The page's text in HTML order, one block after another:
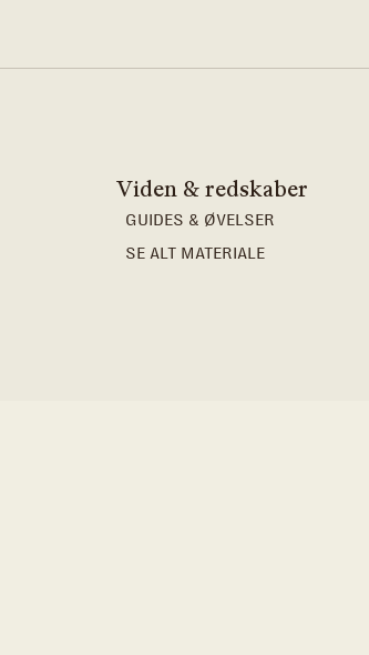
Viden & redskaber
GUIDES & ØVELSER
SE ALT MATERIALE